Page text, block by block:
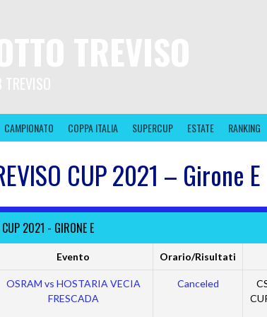
CAMPIONATO COPPA ITALIA SUPERCUP ESTATE RANKING
CUP 2021 – Girone E
CUP 2021 - GIRONE E
Evento Orario/Risultati
OSRAM vs HOSTARIA VECIA
FRESCADA
Canceled